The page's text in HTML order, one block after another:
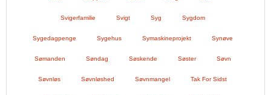
Svigerfamilie Svigt Syg Sygdom
Sygedagpenge Sygehus Symaskineprojekt Synøve
Sømanden Søndag Søskende Søster Søvn
Søvnløs Søvnløshed Søvnmangel Tak For Sidst